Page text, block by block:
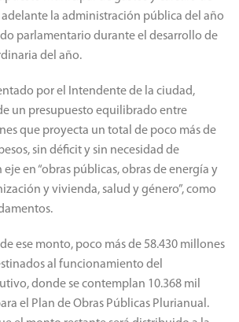
adelante la administración pública del año
parlamentario durante el desarrollo de
del año.
por el Intendente de la ciudad,
un presupuesto equilibrado entre
que proyecta un total de poco más de
sin déficit y sin necesidad de
en “obras públicas, obras de energía y
y vivienda, salud y género”, como
ese monto, poco más de 58.430 millones
al funcionamiento del
donde se contemplan 10.368 mil
el Plan de Obras Públicas Plurianual.